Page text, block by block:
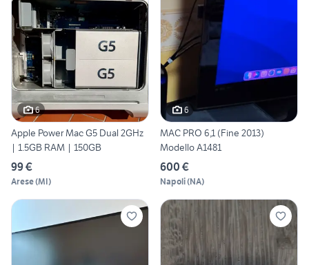
6
Apple Power Mac G5 Dual 2GHz
| 1.5GB RAM | 150GB
99 €
Arese(MI)
6
MAC PRO 6,1 (Fine 2013)
Modello A1481
600 €
Napoli(NA)